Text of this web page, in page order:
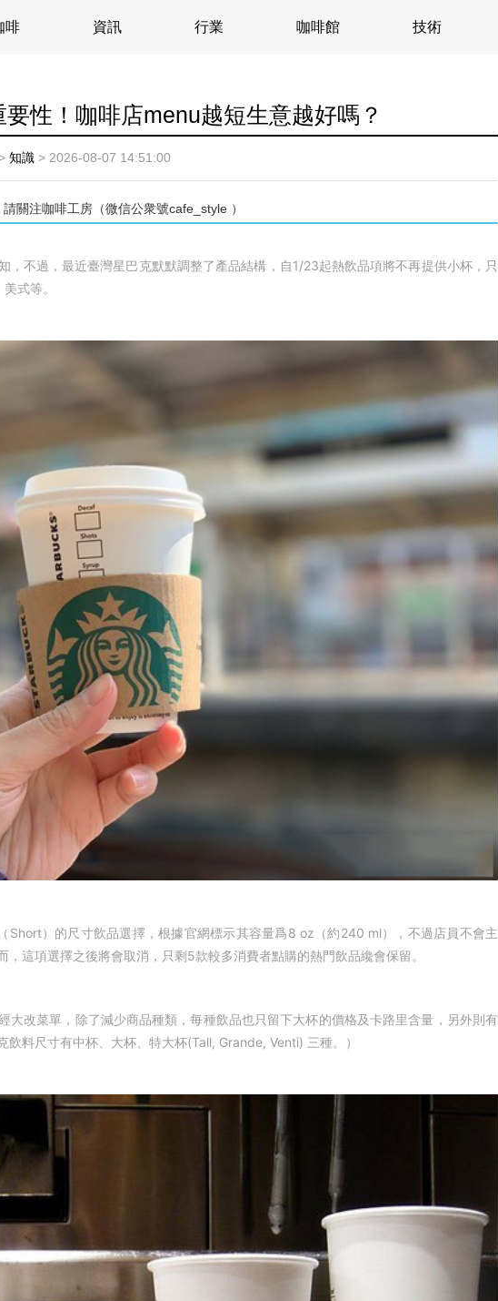
啡 資訊 行業 咖啡館 技術
性！咖啡店menu越短生意越好嗎？
知識 > 2026-08-07 14:51:00
關注咖啡工房（微信公衆號cafe_style ）
，不過，最近臺灣星巴克默默調整了產品結構，自1/23起熱飲品項將不再提供小杯，只
式等。
）的尺寸飲品選擇，根據官網標示其容量爲8 oz（約240 ml），不過店員不會主
這項選擇之後將會取消，只剩5款較多消費者點購的熱門飲品纔會保留。
改菜單，除了減少商品種類，每種飲品也只留下大杯的價格及卡路里含量，另外則有
料尺寸有中杯、大杯、特大杯(Tall, Grande, Venti) 三種。）